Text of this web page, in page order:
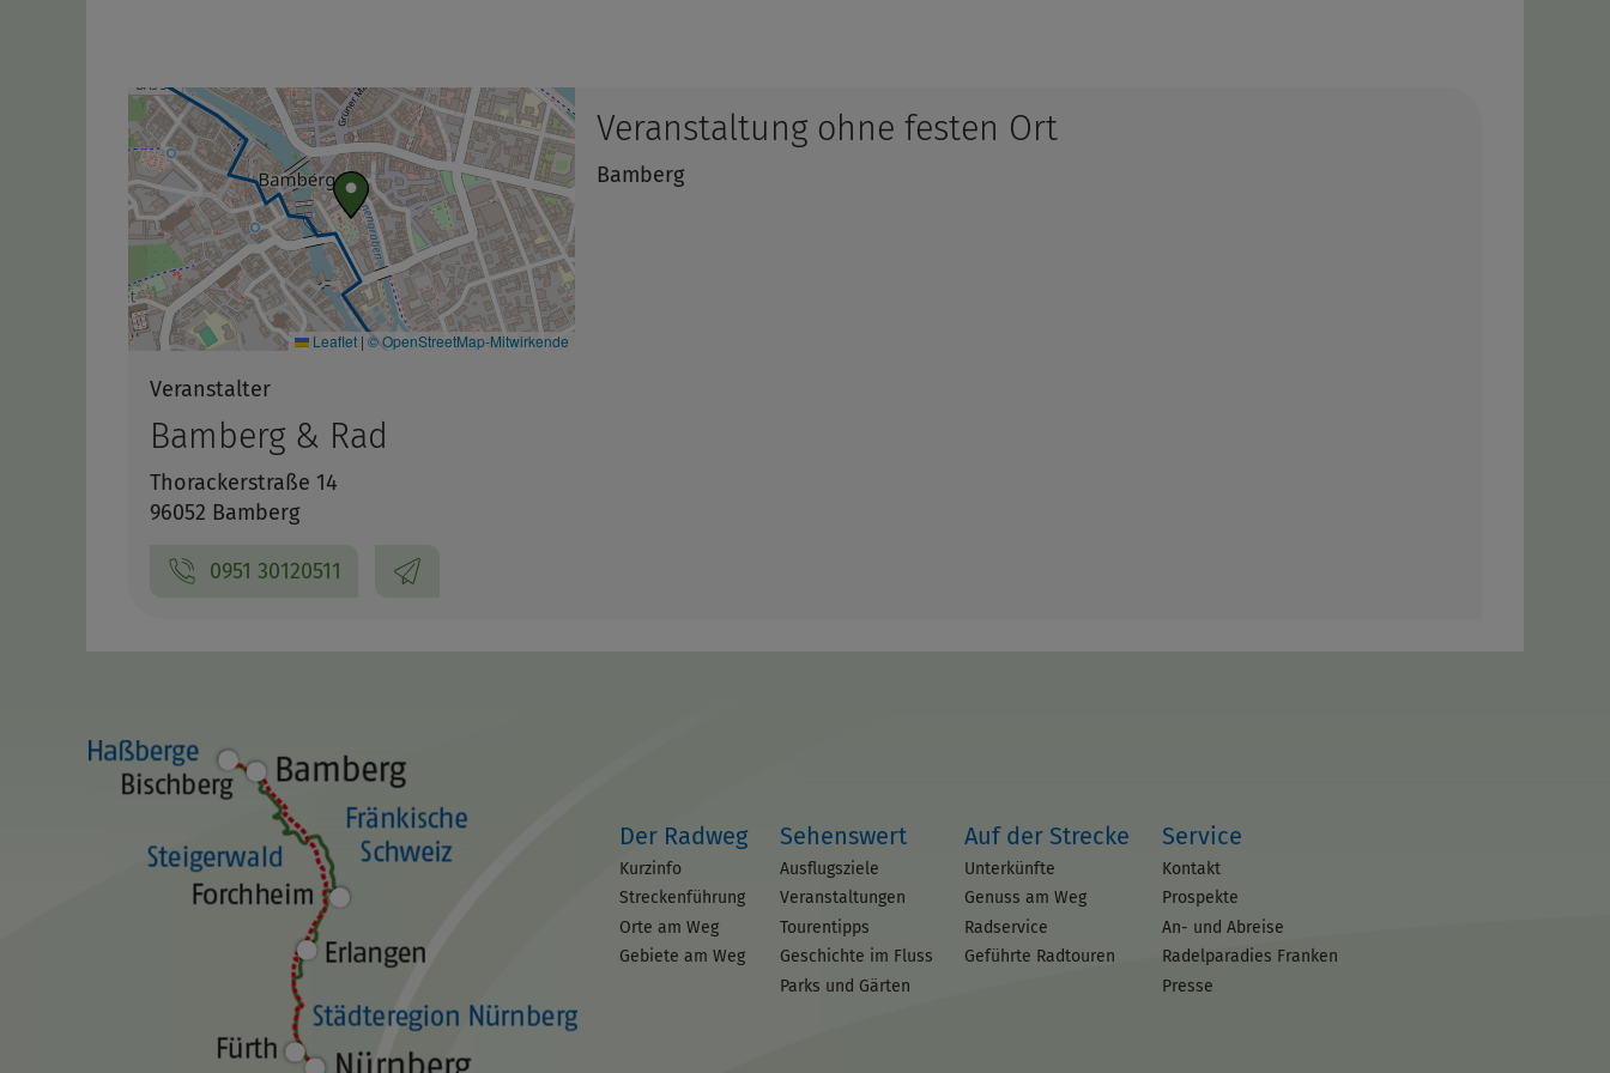
Leaflet | © OpenStreetMap-Mitwirkende
Veranstaltung ohne festen Ort
Bamberg
Veranstalter
Bamberg & Rad
Thorackerstraße 14
96052 Bamberg
0951 30120511
Der Radweg
Kurzinfo
Streckenführung
Orte am Weg
Gebiete am Weg
Sehenswert
Ausflugsziele
Veranstaltungen
Tourentipps
Geschichte im Fluss
Parks und Gärten
Auf der Strecke
Unterkünfte
Genuss am Weg
Radservice
Geführte Radtouren
Service
Kontakt
Prospekte
An- und Abreise
Radelparadies Franken
Presse